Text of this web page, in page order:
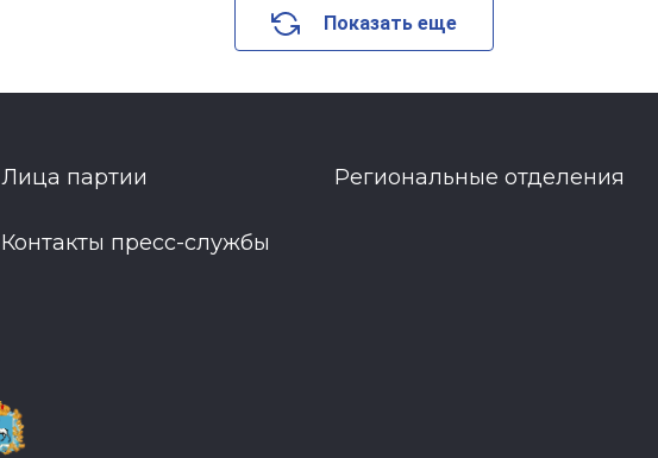
Показать еще
Лица партии Региональные отделения
Контакты пресс-службы